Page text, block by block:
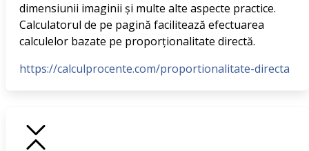
dimensiunii imaginii și multe alte aspecte practice.
Calculatorul de pe pagină facilitează efectuarea
calculelor bazate pe proporționalitate directă.
https://calculprocente.com/proportionalitate-directa